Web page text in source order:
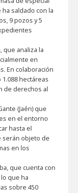
saldado con la
9 pozos y 5
que analiza la
en
En colaboración
hectáreas
de derechos al
(Jaén) que
en el entorno
hasta el
serán objeto de
en los
que cuenta con
que ha
sobre 450